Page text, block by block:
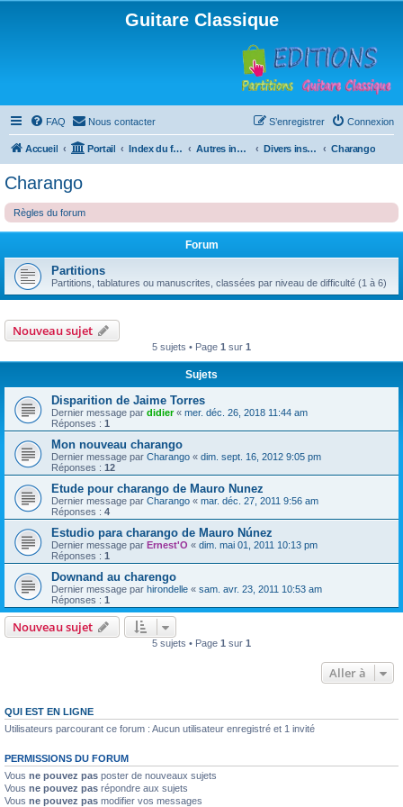
Guitare Classique
FAQ Nous contacter Connexion
S’enregistrer
Accueil Portail Index du forum Autres instruments à cordes pincées, ou styles Divers instruments Charango
Charango
Règles du forum
Forum
Partitions
Partitions, tablatures ou manuscrites, classées par niveau de difficulté (1 à 6)
Nouveau sujet
5 sujets • Page 1 sur 1
Sujets
Disparition de Jaime Torres
Dernier message par didier« mer. déc. 26, 2018 11:44 am
Réponses : 1
Mon nouveau charango
Dernier message par Charango « dim. sept. 16, 2012 9:05 pm
Réponses : 12
Etude pour charango de Mauro Nunez
Dernier message par Charango « mar. déc. 27, 2011 9:56 am
Réponses : 4
Estudio para charango de Mauro Núnez
Dernier message par Ernest'O « dim. mai 01, 2011 10:13 pm
Réponses : 1
Downand au charengo
Dernier message par hirondelle « sam. avr. 23, 2011 10:53 am
Réponses : 1
Nouveau sujet
5 sujets • Page 1 sur 1
Aller à
QUI EST EN LIGNE
Utilisateurs parcourant ce forum : Aucun utilisateur enregistré et 1 invité
PERMISSIONS DU FORUM
Vous ne pouvez pas poster de nouveaux sujets
Vous ne pouvez pas répondre aux sujets
Vous ne pouvez pas modifier vos messages